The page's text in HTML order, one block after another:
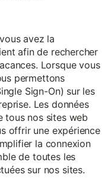
avez la
afin de rechercher
Lorsque vous
permettons
Sign-On) sur les
Les données
tous nos sites web
offrir une expérience
la connexion
de toutes les
sur nos sites.